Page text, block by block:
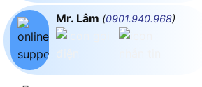
Mr. Lâm (0901.940.968)